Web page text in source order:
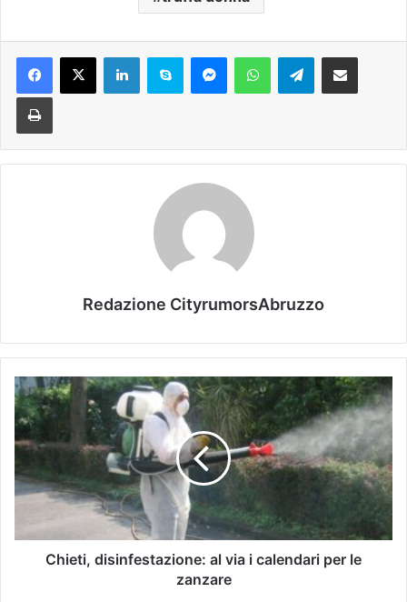
Telegram
Redazione CityrumorsAbruzzo
Chieti, disinfestazione: al via i calendari per le
zanzare